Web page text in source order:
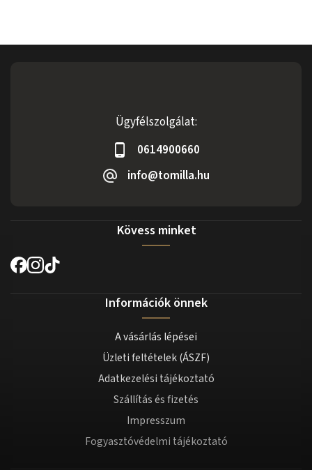
Ügyfélszolgálat:
0614900660
info@tomilla.hu
Kövess minket
Információk önnek
A vásárlás lépései
Üzleti feltételek (ÁSZF)
Adatkezelési tájékoztató
Szállítás és fizetés
Impresszum
Fogyasztóvédelmi tájékoztató